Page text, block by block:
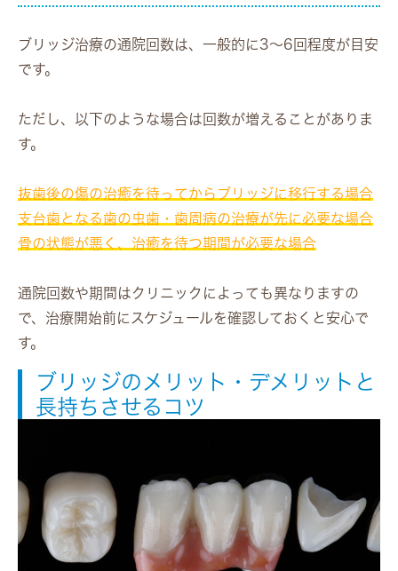
ブリッジ治療の通院回数は、一般的に3〜6回程度が目安
です。
ただし、以下のような場合は回数が増えることがありま
す。
抜歯後の傷の治癒を待ってからブリッジに移行する場合
支台歯となる歯の虫歯・歯周病の治療が先に必要な場合
骨の状態が悪く、治癒を待つ期間が必要な場合
通院回数や期間はクリニックによっても異なりますの
で、治療開始前にスケジュールを確認しておくと安心で
す。
ブリッジのメリット・デメリットと
長持ちさせるコツ